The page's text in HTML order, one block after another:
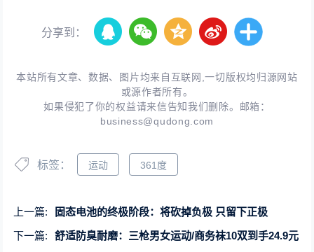
分享到：
本站所有文章、数据、图片均来自互联网,一切版权均归源网站
或源作者所有。
如果侵犯了你的权益请来信告知我们删除。邮箱：
business@qudong.com
标签： 运动 361度
上一篇:
固态电池的终极阶段：将砍掉负极 只留下正极
下一篇:
舒适防臭耐磨：三枪男女运动/商务袜10双到手24.9元